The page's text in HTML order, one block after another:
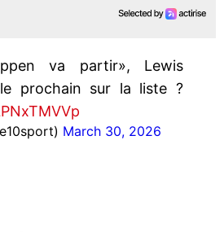
va partir», Lewis
prochain sur la liste ?
March 30, 2026